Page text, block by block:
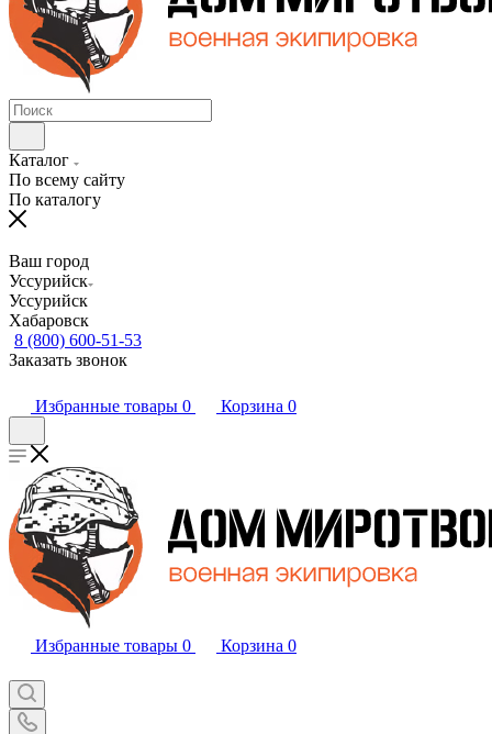
Каталог
По всему сайту
По каталогу
Ваш город
Уссурийск
Уссурийск
Хабаровск
8 (800) 600-51-53
Заказать звонок
Избранные товары 0 Корзина 0
Избранные товары 0 Корзина 0